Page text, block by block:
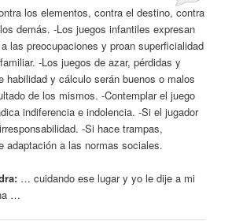
los elementos, contra el destino, contra
demás. -Los juegos infantiles expresan
las preocupacionesy proan superficialidad
-Los juegos de azar, pérdidasy
habilidady cálculo serán buenos o malos
de los mismos. -Contemplar el juego
indiferencia e indolencia. -Si el jugador
-Si hace trampas,
adaptación a las normas sociales.
… cuidando ese lugary yo le dije a mi
…